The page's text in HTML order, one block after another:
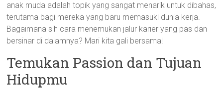
anak muda adalah topik yang sangat menarik untuk dibahas,
terutama bagi mereka yang baru memasuki dunia kerja.
Bagaimana sih cara menemukan jalur karier yang pas dan
bersinar di dalamnya? Mari kita gali bersama!
Temukan Passion dan Tujuan
Hidupmu